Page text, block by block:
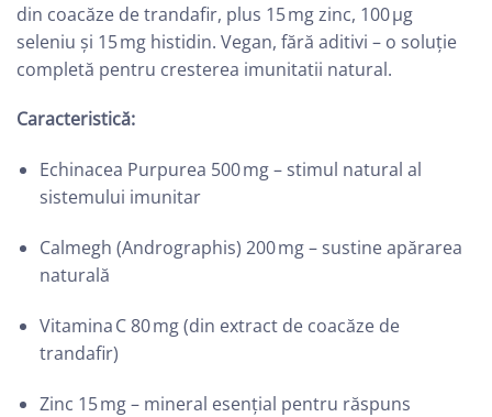
din coacăze de trandafir, plus 15 mg zinc, 100 μg
seleniu și 15 mg histidin. Vegan, fără aditivi – o soluție
completă pentru cresterea imunitatii natural.
Caracteristică:
Echinacea Purpurea 500 mg – stimul natural al
sistemului imunitar
Calmegh (Andrographis) 200 mg – sustine apărarea
naturală
Vitamina C 80 mg (din extract de coacăze de
trandafir)
Zinc 15 mg – mineral esențial pentru răspuns